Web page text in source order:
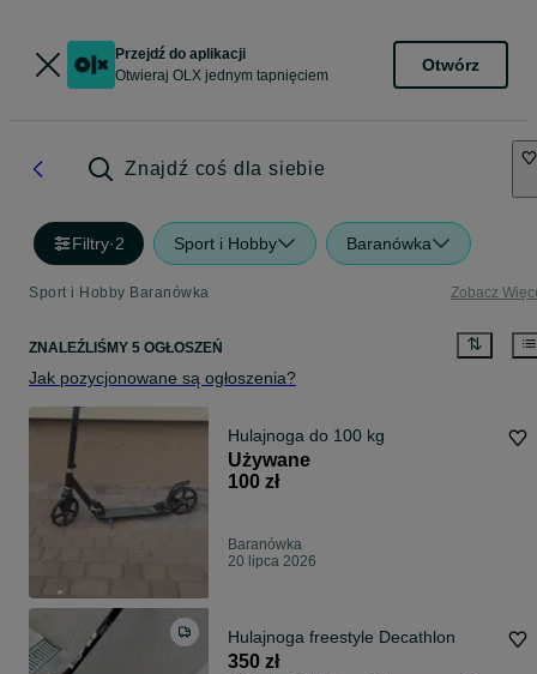
Przejdź do aplikacji
Otwieraj OLX jednym tapnięciem
Otwórz
Znajdź coś dla siebie
Filtry·2 Sport i Hobby Baranówka
Sport i Hobby Baranówka Zobacz
ZNALEŹLIŚMY 5 OGŁOSZEŃ
Jak pozycjonowane są ogłoszenia?
Hulajnoga do 100 kg
Używane
100 zł
Baranówka
20 lipca 2026
Hulajnoga freestyle Decathlon
350 zł